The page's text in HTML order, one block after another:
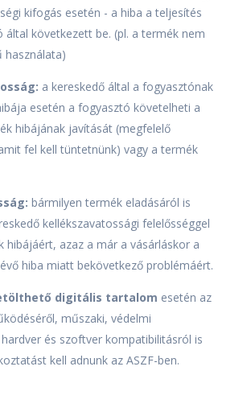
kifogás esetén - a hiba a teljesítés
által következett be. (pl. a termék nem
használata)
a kereskedő által a fogyasztónak
esetén a fogyasztó követelheti a
hibájának javítását (megfelelő
fel kell tüntetnünk) vagy a termék
bármilyen termék eladásáról is
kellékszavatossági felelősséggel
hibájáért, azaz a már a vásárláskor a
hiba miatt bekövetkező problémáért.
digitális tartalom esetén az
műszaki, védelmi
és szoftver kompatibilitásról is
kell adnunk az ASZF-ben.